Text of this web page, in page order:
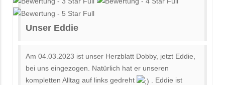
Unser Eddie
Am 04.03.2023 ist unser Herzblatt Dobby, jetzt Eddie,
bei uns eingezogen. Natürlich hat er unseren
kompletten Alltag auf links gedreht
. Eddie ist